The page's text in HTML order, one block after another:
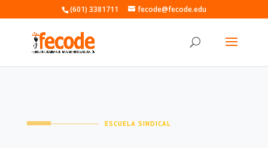
(601) 3381711 fecode@fecode.edu
ESCUELA SINDICAL